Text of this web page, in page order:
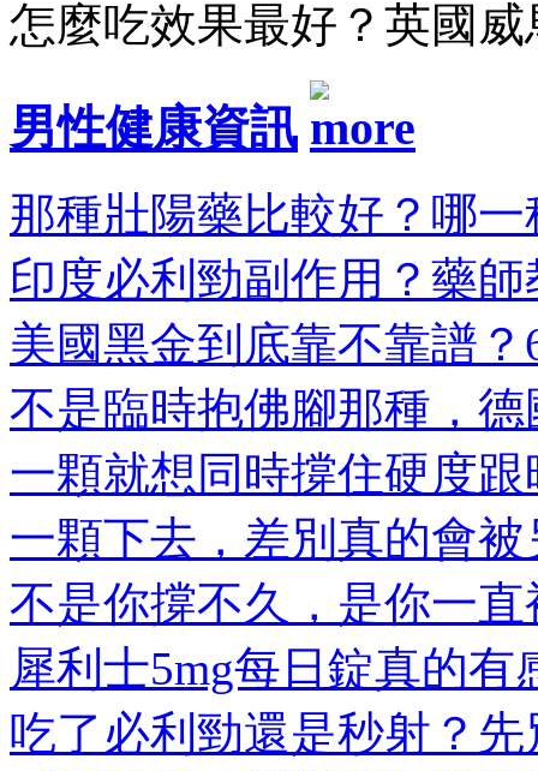
怎麼吃效果最好？英國
男性健康資訊
那種壯陽藥比較好？哪
印度必利勁副作用？藥
美國黑金到底靠不靠譜？
不是臨時抱佛腳那種，
一顆就想同時撐住硬度
一顆下去，差別真的會
不是你撐不久，是你一
犀利士5mg每日錠真的有
吃了必利勁還是秒射？